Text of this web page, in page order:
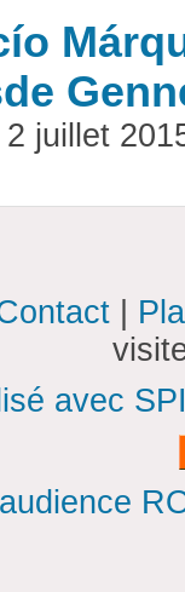
2 juillet
avec